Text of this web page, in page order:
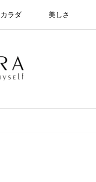
カラダ 美しさ